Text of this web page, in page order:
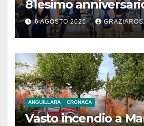
81esimo
monito per tutti”
6 AGOSTO 2026
ANGUILLARA CRONACA
Vasto incendio a